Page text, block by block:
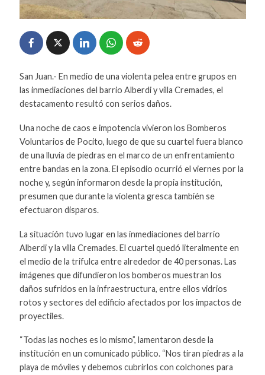
San Juan.- En medio de una violenta pelea entre grupos en
las inmediaciones del barrio Alberdi y villa Cremades, el
destacamento resultó con serios daños.
Una noche de caos e impotencia vivieron los Bomberos
Voluntarios de Pocito, luego de que su cuartel fuera blanco
de una lluvia de piedras en el marco de un enfrentamiento
entre bandas en la zona. El episodio ocurrió el viernes por la
noche y, según informaron desde la propia institución,
presumen que durante la violenta gresca también se
efectuaron disparos.
La situación tuvo lugar en las inmediaciones del barrio
Alberdi y la villa Cremades. El cuartel quedó literalmente en
el medio de la trifulca entre alrededor de 40 personas. Las
imágenes que difundieron los bomberos muestran los
daños sufridos en la infraestructura, entre ellos vidrios
rotos y sectores del edificio afectados por los impactos de
proyectiles.
“Todas las noches es lo mismo”, lamentaron desde la
institución en un comunicado público. “Nos tiran piedras a la
playa de móviles y debemos cubrirlos con colchones para